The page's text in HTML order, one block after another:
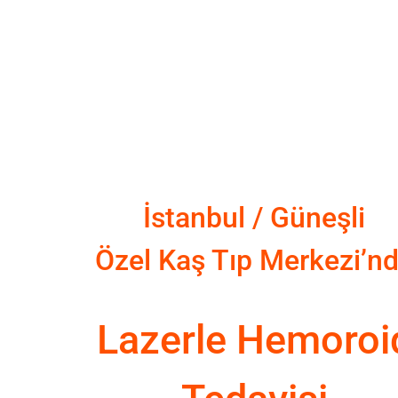
İstanbul / Güneşli
Özel Kaş Tıp
Lazerle